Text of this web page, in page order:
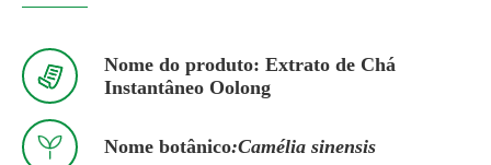

Nome do produto: Extrato de Chá
Instantâneo Oolong
 Nome botânico:Camélia sinensis